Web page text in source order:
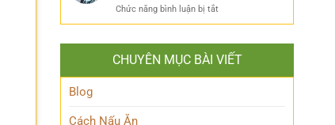
Hùng
Đầy
Hé
lộ
thế
Nữ
Phù
Chức năng bình luận bị tắt
Queen
Ai?
Hé
CHUYÊN MỤC BÀI VIẾT
Blog
Cách Nấu Ăn